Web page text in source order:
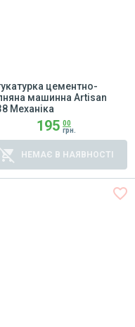
цементно-
машинна Artisan
Механіка
195 00
грн.
remove_shopping_cart НЕМАЄ В НАЯВНОСТІ
favorite_border